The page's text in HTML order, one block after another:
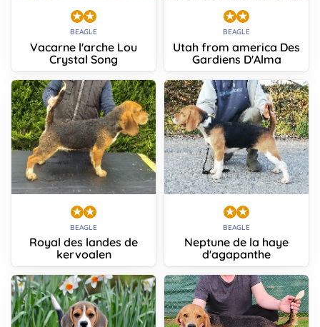
BEAGLE
Vacarne l'arche Lou
Crystal Song
BEAGLE
Utah from america Des
Gardiens D'Alma
BEAGLE
Royal des landes de
kervoalen
BEAGLE
Neptune de la haye
d'agapanthe